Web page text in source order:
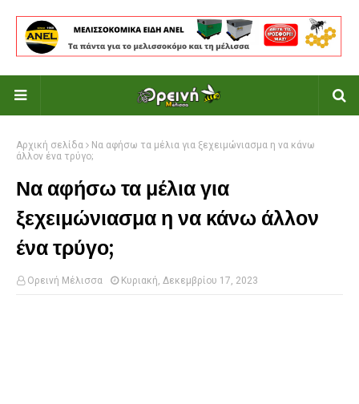
Αρχική σελίδα
Να αφήσω τα μέλια για ξεχειμώνιασμα η να κάνω
άλλον ένα τρύγο;
Να αφήσω τα μέλια για
ξεχειμώνιασμα η να κάνω άλλον
ένα τρύγο;
Ορεινή Μέλισσα Κυριακή, Δεκεμβρίου 17, 2023